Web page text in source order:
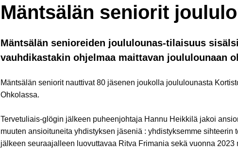
Mäntsälän seniorit
Mäntsälän senioreiden joululounas-tilaisuus
vauhdikastakin ohjelmaa maittavan joululounaan
Mäntsälän seniorit nauttivat 80 jäsenen joukolla joululounasta
Ohkolassa.
Tervetuliais-glögin jälkeen puheenjohtaja Hannu Heikkilä jakoi
muuten ansioituneita yhdistyksen jäseniä : yhdistyksemme sihteerin
jälkeen seuraajalleen luovuttavaa Ritva Frimania sekä vuonna